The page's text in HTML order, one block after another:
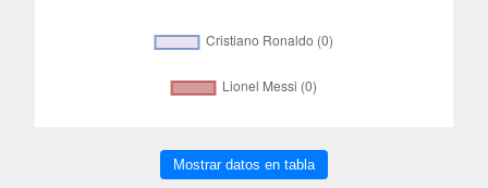
Mostrar datos en tabla